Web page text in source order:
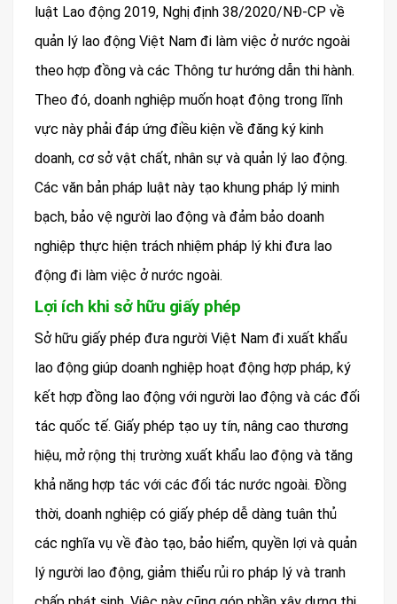
luật Lao động 2019, Nghị định 38/2020/NĐ-CP về
quản lý lao động Việt Nam đi làm việc ở nước ngoài
theo hợp đồng và các Thông tư hướng dẫn thi hành.
Theo đó, doanh nghiệp muốn hoạt động trong lĩnh
vực này phải đáp ứng điều kiện về đăng ký kinh
doanh, cơ sở vật chất, nhân sự và quản lý lao động.
Các văn bản pháp luật này tạo khung pháp lý minh
bạch, bảo vệ người lao động và đảm bảo doanh
nghiệp thực hiện trách nhiệm pháp lý khi đưa lao
động đi làm việc ở nước ngoài.
Lợi ích khi sở hữu giấy phép
Sở hữu giấy phép đưa người Việt Nam đi xuất khẩu
lao động giúp doanh nghiệp hoạt động hợp pháp, ký
kết hợp đồng lao động với người lao động và các đối
tác quốc tế. Giấy phép tạo uy tín, nâng cao thương
hiệu, mở rộng thị trường xuất khẩu lao động và tăng
khả năng hợp tác với các đối tác nước ngoài. Đồng
thời, doanh nghiệp có giấy phép dễ dàng tuân thủ
các nghĩa vụ về đào tạo, bảo hiểm, quyền lợi và quản
lý người lao động, giảm thiểu rủi ro pháp lý và tranh